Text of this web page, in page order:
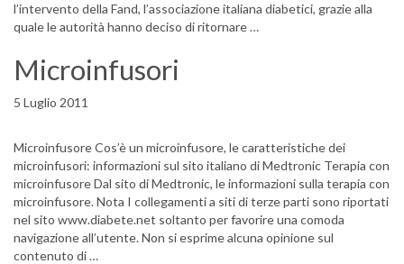
l’intervento della Fand, l’associazione italiana diabetici, grazie alla
quale le autorità hanno deciso di ritornare …
Microinfusori
5 Luglio 2011
Microinfusore Cos’è un microinfusore, le caratteristiche dei
microinfusori: informazioni sul sito italiano di Medtronic Terapia con
microinfusore Dal sito di Medtronic, le informazioni sulla terapia con
microinfusore. Nota I collegamenti a siti di terze parti sono riportati
nel sito www.diabete.net soltanto per favorire una comoda
navigazione all’utente. Non si esprime alcuna opinione sul
contenuto di …